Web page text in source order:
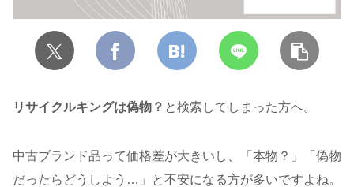
リサイクルキングは偽物？ と検索してしまった方へ。
中古ブランド品って価格差が大きいし、「本物？」「偽物
だったらどうしよう…」と不安になる方が多いですよね。